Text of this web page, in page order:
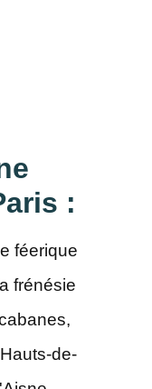
:
féerique
frénésie
de-